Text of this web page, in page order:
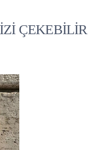
ÇEKEBİLİR